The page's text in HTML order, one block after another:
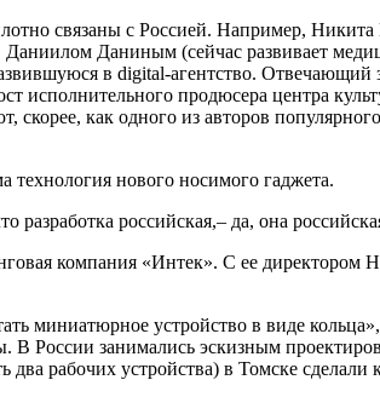
связаны с Россией. Например,
Даниилом Даниным (сейчас развивает
в digital-агентство.
исполнительного продюсера центра
как одного из авторов
технология нового носимого гаджета.
разработка российская,– да, она
компания «Интек». С ее
миниатюрное устройство в виде
В России занимались эскизным
рабочих устройства) в Томске сделали